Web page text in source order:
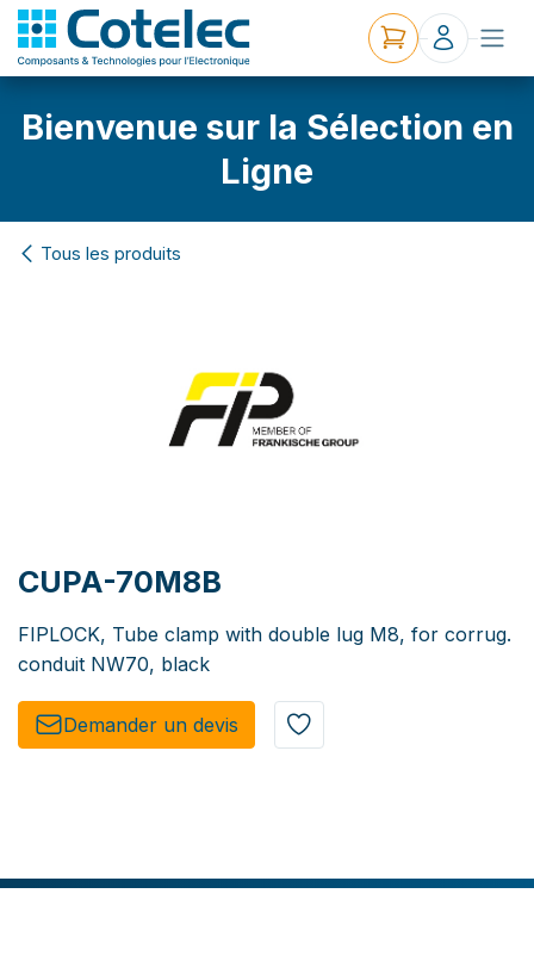
Bienvenue sur la Sélection en
Ligne
Tous les produits
CUPA-70M8B
FIPLOCK, Tube clamp with double lug M8, for corrug.
conduit NW70, black
Demander un de​​vis​​